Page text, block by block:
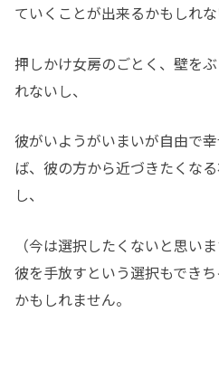
ていくことが出来るかもしれな
押しかけ女房のごとく、壁を
れないし、
彼がいようがいまいが自由で
ば、彼の方から近づきたくな
し、
（今は選択したくないと思い
彼を手放すという選択もでき
かもしれません。